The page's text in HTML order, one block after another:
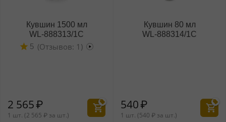
Кувшин 1500 мл
WL‑888313/1C
(Отзывов: 1)
5
2 565₽
1 шт. (2 565 ₽ за шт.)
Кувшин 80 мл
WL‑888314/1C
540₽
1 шт. (540 ₽ за шт.)